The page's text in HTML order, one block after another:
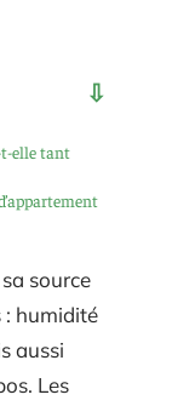
t-elle tant
source
: humidité
aussi
Les